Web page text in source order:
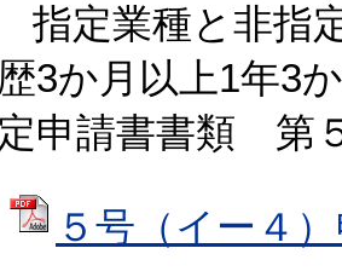
業種と非指定
3か月以上1年3
請書書類 第５
５号（イー４